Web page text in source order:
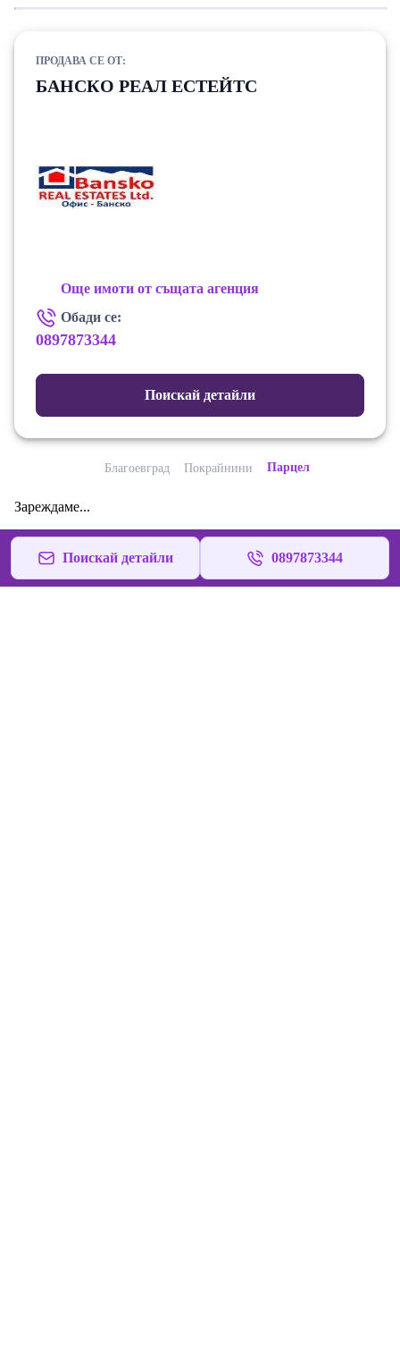
ПРОДАВА СЕ ОТ:
БАНСКО РЕАЛ ЕСТЕЙТС
Още имоти от същата агенция
Обади се:
0897873344
Поискай детайли
Благоевград Покрайнини Парцел
Зареждаме...
Поискай детайли 0897873344